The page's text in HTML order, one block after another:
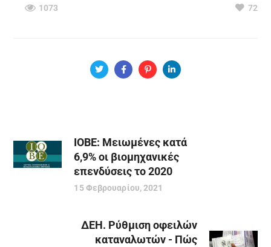
1073 72
ΙΟΒΕ: Μειωμένες κατά
6,9% οι βιομηχανικές
επενδύσεις το 2020
15 Φεβρουαρίου, 2021
ΔΕΗ. Ρύθμιση οφειλών
καταναλωτών - Πώς